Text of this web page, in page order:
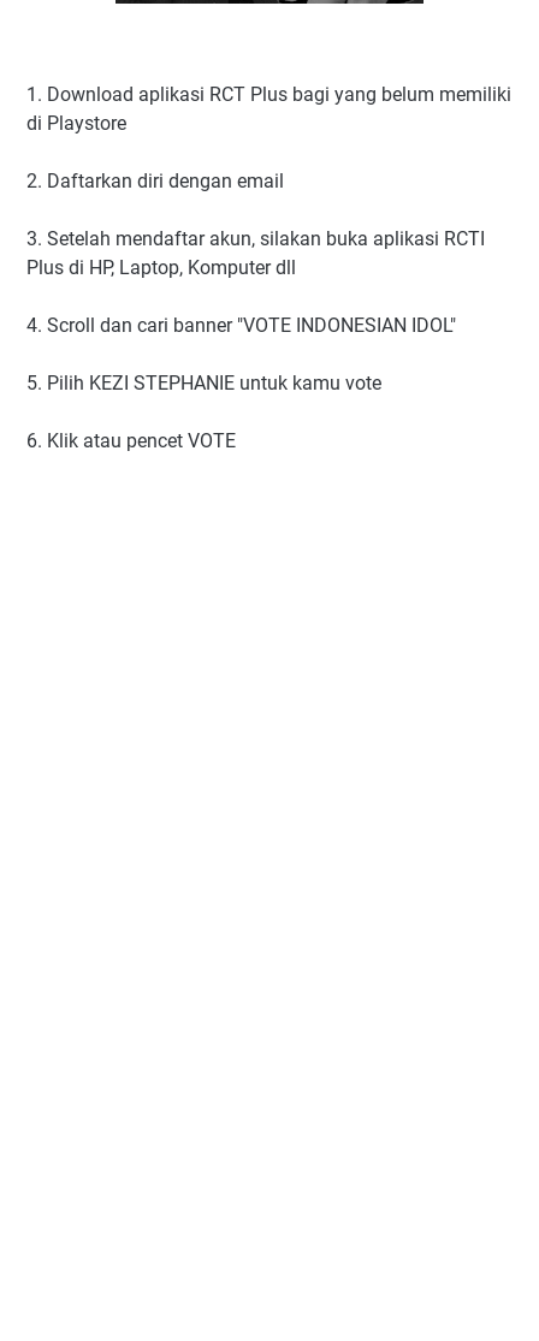
1. Download aplikasi RCT Plus bagi yang belum memiliki
di Playstore
2. Daftarkan diri dengan email
3. Setelah mendaftar akun, silakan buka aplikasi RCTI
Plus di HP, Laptop, Komputer dll
4. Scroll dan cari banner "VOTE INDONESIAN IDOL"
5. Pilih KEZI STEPHANIE untuk kamu vote
6. Klik atau pencet VOTE